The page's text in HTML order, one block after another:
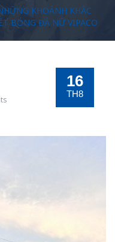
KHOẢNH KHẮC
BÓNG ĐÁ NỮ VIPACO
16
TH8